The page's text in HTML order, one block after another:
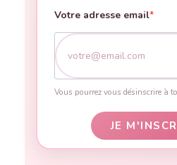
Votre adresse email
Vous pourrez vous désinscrire à
JE